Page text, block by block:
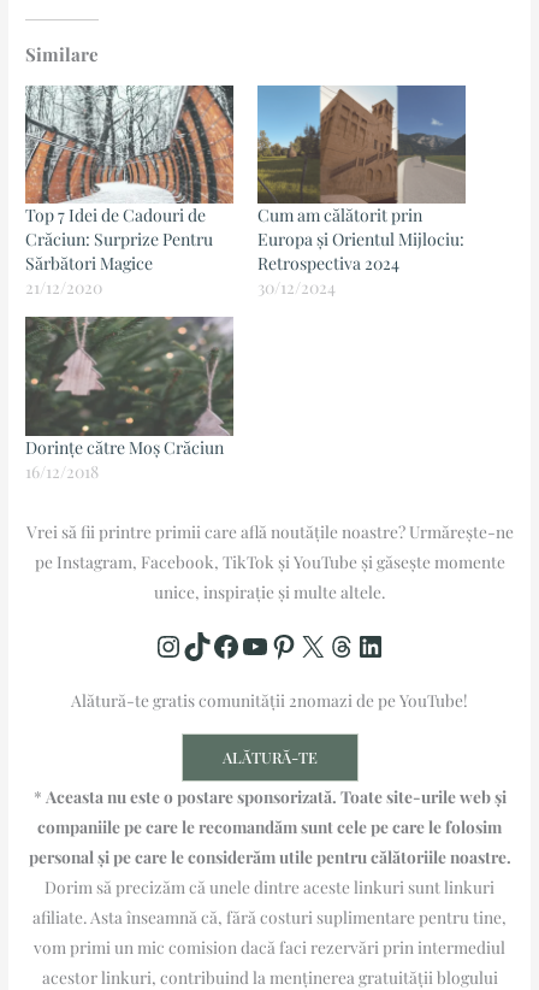
Similare
Top 7 Idei de Cadouri de
Crăciun: Surprize Pentru
Sărbători Magice
21/12/2020
Cum am călătorit prin
Europa și Orientul Mijlociu:
Retrospectiva 2024
30/12/2024
Dorințe către Moș Crăciun
16/12/2018
Vrei să fii printre primii care află noutățile noastre? Urmărește-ne
pe Instagram, Facebook, TikTok și YouTube și găsește momente
unice, inspirație și multe altele.
Alătură-te gratis comunității 2nomazi de pe YouTube!​​
ALĂTURĂ-TE
* Aceasta nu este o postare sponsorizată. Toate site-urile web și
companiile pe care le recomandăm sunt cele pe care le folosim
personal și pe care le considerăm utile pentru călătoriile noastre.
Dorim să precizăm că unele dintre aceste linkuri sunt linkuri
afiliate. Asta înseamnă că, fără costuri suplimentare pentru tine,
vom primi un mic comision dacă faci rezervări prin intermediul
acestor linkuri, contribuind la menținerea gratuității blogului